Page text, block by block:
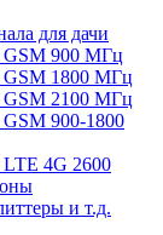
для дачи
GSM 900 МГц
GSM 1800 МГц
GSM 2100 МГц
900-1800
4G 2600
и т.д.